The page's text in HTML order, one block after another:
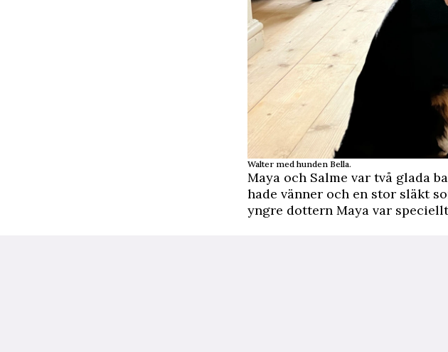
Walter med hunden Bella.
Maya och Salme var två glada
hade vänner och en stor släkt
yngre dottern Maya var